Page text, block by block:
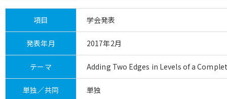
項目 学会発表
発表年月 2017年2月
テーマ Adding Two Edges in Levels of a
単独／共同 単独